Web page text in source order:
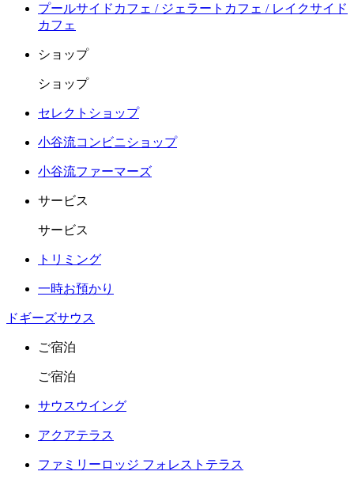
プールサイドカフェ / ジェラートカフェ / レイクサイド
カフェ
ショップ
ショップ
セレクトショップ
小谷流コンビニショップ
小谷流ファーマーズ
サービス
サービス
トリミング
一時お預かり
ドギーズサウス
ご宿泊
ご宿泊
サウスウイング
アクアテラス
ファミリーロッジ フォレストテラス